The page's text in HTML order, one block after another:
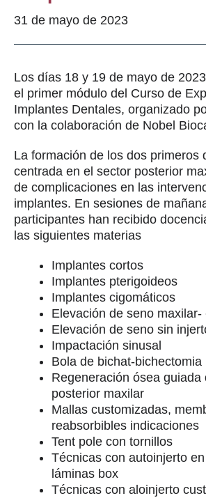
31 de mayo de 2023
Los días 18 y 19 de mayo de
el primer módulo del Curso de
Implantes Dentales, organizado
con la colaboración de Nobel
La formación de los dos primeros
centrada en el sector posterior
de complicaciones en las
implantes. En sesiones de
participantes han recibido
las siguientes materias
Implantes cortos
Implantes pterigoideos
Implantes cigomáticos
Elevación de seno
Elevación de seno sin
Impactación sinusal
Bola de bichat-bichectomia
Regeneración ósea guiada
posterior maxilar
Mallas customizadas,
reabsorbibles indicaciones
Tent pole con tornillos
Técnicas con autoinjerto
láminas box
Técnicas con aloinjerto